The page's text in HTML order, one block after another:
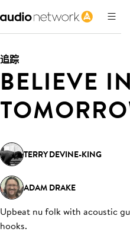
追踪
BELIEVE IN
TERRY DEVINE-KING
ADAM DRAKE
Upbeat nu folk with acoustic
hooks.